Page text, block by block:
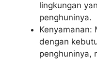
lingkungan
penghuninya.
Kenyamanan:
dengan
penghuninya,